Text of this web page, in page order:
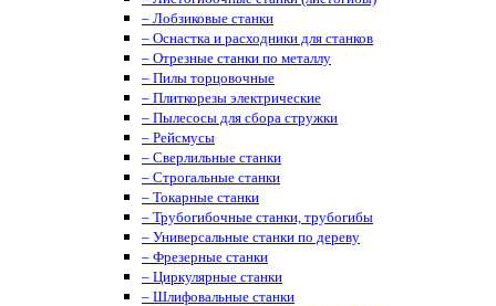
– Лобзиковые станки
– Оснастка и расходники для станков
– Отрезные станки по металлу
– Пилы торцовочные
– Плиткорезы электрические
– Пылесосы для сбора стружки
– Рейсмусы
– Сверлильные станки
– Строгальные станки
– Токарные станки
– Трубогибочные станки, трубогибы
– Универсальные станки по дереву
– Фрезерные станки
– Циркулярные станки
– Шлифовальные станки